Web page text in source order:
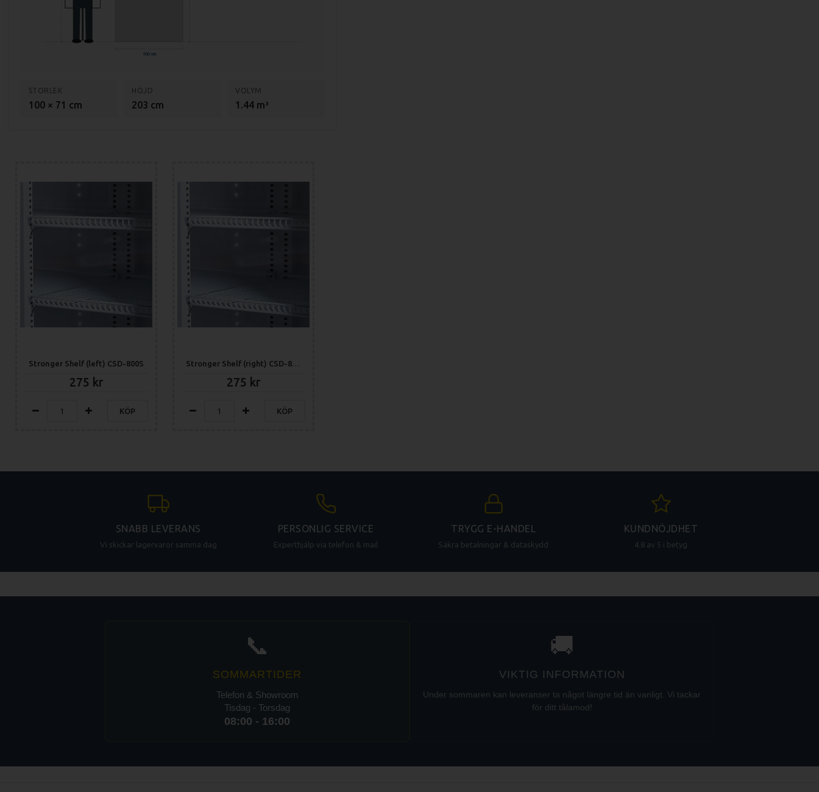
100 cm
STORLEK
100 × 71 cm
HÖJD
203 cm
VOLYM
1.44 m³
Stronger Shelf (left) CSD-800S
275
KÖP
Stronger Shelf (right) CSD-800S
275
KÖP
SNABB LEVERANS
Vi skickar lagervaror samma dag
PERSONLIG SERVICE
Experthjälp via telefon & mail
TRYGG E-HANDEL
Säkra betalningar & dataskydd
KUNDNÖJDHET
4.8 av 5 i betyg
📞
SOMMARTIDER
Telefon & Showroom
Tisdag - Torsdag
08:00 - 16:00
🚚
VIKTIG INFORMATION
Under sommaren kan leveranser ta något längre tid än vanligt. Vi tackar
för ditt tålamod!